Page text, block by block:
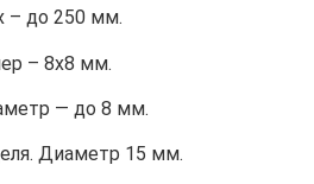
– до 250 мм.
– 8х8 мм.
— до 8 мм.
Диаметр 15 мм.